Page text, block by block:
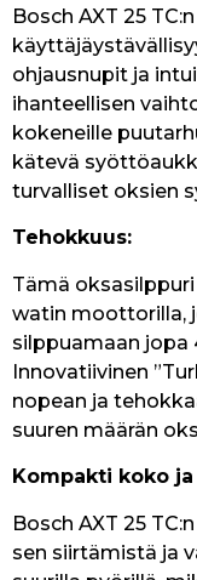
Bosch AXT 25
ohjausnupit ja
ihanteellisen
kokeneille
kätevä
turvalliset oksien
Tehokkuus:
Tämä
watin moottorilla,
silppuamaan jopa
Innovatiivinen
nopean ja
suuren määrän
Kompakti koko
Bosch AXT 25
sen siirtämistä ja